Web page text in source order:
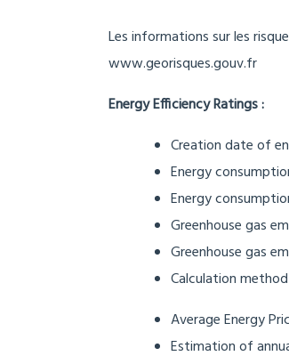
Les informations sur les
www.georisques.gouv.fr
Energy Efficiency Ratings :